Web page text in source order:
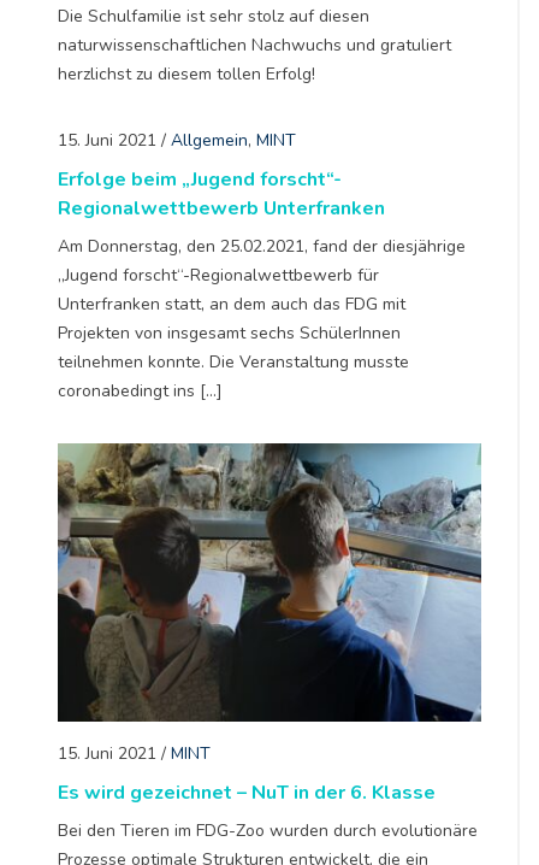
Die Schulfamilie ist sehr stolz auf diesen
naturwissenschaftlichen Nachwuchs und gratuliert
herzlichst zu diesem tollen Erfolg!
15. Juni 2021 / Allgemein, MINT
Erfolge beim „Jugend forscht“-
Regionalwettbewerb Unterfranken
Am Donnerstag, den 25.02.2021, fand der diesjährige
„Jugend forscht“-Regionalwettbewerb für
Unterfranken statt, an dem auch das FDG mit
Projekten von insgesamt sechs SchülerInnen
teilnehmen konnte. Die Veranstaltung musste
coronabedingt ins […]
15. Juni 2021 / MINT
Es wird gezeichnet – NuT in der 6. Klasse
Bei den Tieren im FDG-Zoo wurden durch evolutionäre
Prozesse optimale Strukturen entwickelt, die ein